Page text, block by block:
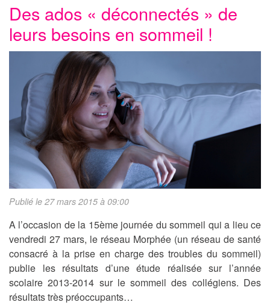
Des ados « déconnectés » de
leurs besoins en sommeil !
Publié le 27 mars 2015 à 09:00
A l’occasion de la 15ème journée du sommeil qui a lieu ce
vendredi 27 mars, le réseau Morphée (un réseau de santé
consacré à la prise en charge des troubles du sommeil)
publie les résultats d’une étude réalisée sur l’année
scolaire 2013-2014 sur le sommeil des collégiens. Des
résultats très préoccupants…